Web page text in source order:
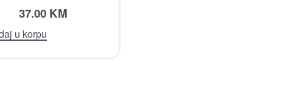
37.00 KM
u korpu